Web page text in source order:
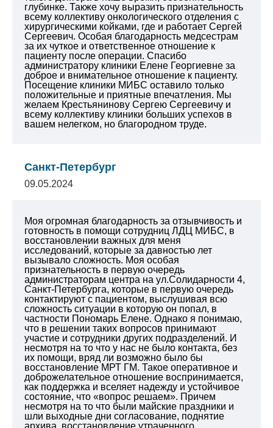
глубинке. Также хочу выразить признательность
всему коллективу онкологического отделения с
хирургическими койками, где и работает Сергей
Сергеевич. Особая благодарность медсестрам
за их чуткое и ответственное отношение к
пациенту после операции. Спасибо
администратору клиники Елене Георгиевне за
доброе и внимательное отношение к пациенту.
Посещение клиники МИБС оставило только
положительные и приятные впечатления. Мы
желаем Крестьянинову Сергею Сергеевичу и
всему коллективу клиники больших успехов в
вашем нелегком, но благородном труде.
Санкт-Петербург
09.05.2024
Моя огромная благодарность за отзывчивость и
готовность в помощи сотрудниц ЛДЦ МИБС, в
восстановлении важных для меня
исследований, которые за давностью лет
вызывало сложность. Моя особая
признательность в первую очередь
администраторам центра на ул.Солидарности 4,
Санкт-Петербурга, которые в первую очередь
контактируют с пациентом, выслушивая всю
сложность ситуации в которую он попал, в
частности Пономарь Елене. Однако я понимаю,
что в решении таких вопросов принимают
участие и сотрудники других подразделений. И
несмотря на то что у нас не было контакта, без
их помощи, вряд ли возможно было бы
восстановление МРТ ГМ. Такое оперативное и
доброжелательное отношение воспринимается,
как поддержка и вселяет надежду и устойчивое
состояние, что «вопрос решаем». Причем
несмотря на то что были майские праздники и
шли выходные дни согласование, поднятие
архива, восстановление утраченного